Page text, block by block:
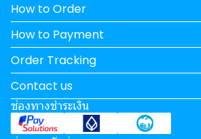
How to Order
How to Payment
Order Tracking
Contact us
ช่องทางชำระเงิน